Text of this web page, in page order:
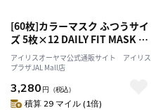
[60枚]カラーマスク ふつうサイ
ズ 5枚×12 DAILY FIT MASK ピ
スタチオ×グレー
アイリスオーヤマ公式通販サイト アイリス
プラザJAL Mall店
3,280 円 （税込）
積算 29 マイル (1倍)